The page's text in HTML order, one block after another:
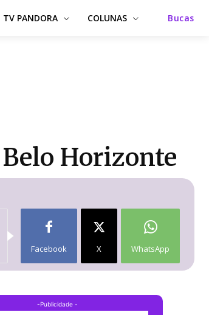
TV PANDORA COLUNAS Bucas
Horizonte
Facebook X WhatsApp
-Publicidade -